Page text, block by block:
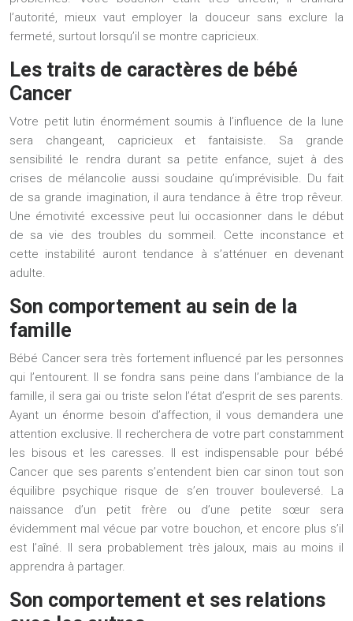
l’autorité, mieux vaut employer la douceur sans exclure la
fermeté, surtout lorsqu’il se montre capricieux.
Les traits de caractères de bébé
Cancer
Votre petit lutin énormément soumis à l’influence de la lune
sera changeant, capricieux et fantaisiste. Sa grande
sensibilité le rendra durant sa petite enfance, sujet à des
crises de mélancolie aussi soudaine qu’imprévisible. Du fait
de sa grande imagination, il aura tendance à être trop rêveur.
Une émotivité excessive peut lui occasionner dans le début
de sa vie des troubles du sommeil. Cette inconstance et
cette instabilité auront tendance à s’atténuer en devenant
adulte.
Son comportement au sein de la
famille
Bébé Cancer sera très fortement influencé par les personnes
qui l’entourent. Il se fondra sans peine dans l’ambiance de la
famille, il sera gai ou triste selon l’état d’esprit de ses parents.
Ayant un énorme besoin d’affection, il vous demandera une
attention exclusive. Il recherchera de votre part constamment
les bisous et les caresses. Il est indispensable pour bébé
Cancer que ses parents s’entendent bien car sinon tout son
équilibre psychique risque de s’en trouver bouleversé. La
naissance d’un petit frère ou d’une petite sœur sera
évidemment mal vécue par votre bouchon, et encore plus s’il
est l’aîné. Il sera probablement très jaloux, mais au moins il
apprendra à partager.
Son comportement et ses relations